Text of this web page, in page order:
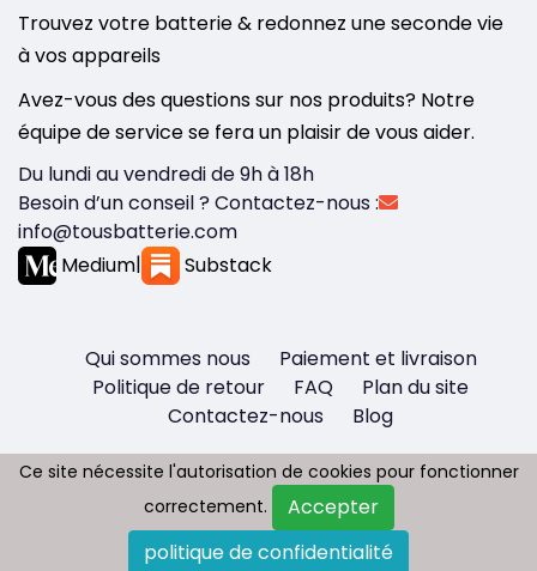
Trouvez votre batterie & redonnez une seconde vie
à vos appareils
Avez-vous des questions sur nos produits? Notre
équipe de service se fera un plaisir de vous aider.
Du lundi au vendredi de 9h à 18h
Besoin d’un conseil ? Contactez-nous :
info@tousbatterie.com
Medium| Substack
Qui sommes nous
Paiement et livraison
Politique de retour
FAQ
Plan du site
Contactez-nous
Blog
Copyright © 2026 - Tous droit réservés
Tousbatterie.com
Ce site nécessite l'autorisation de cookies pour fonctionner
correctement.
Accepter
politique de confidentialité
Ce site nécessite l'autorisation de cookies pour fonctionner
correctement.
Accepter
politique de confidentialité